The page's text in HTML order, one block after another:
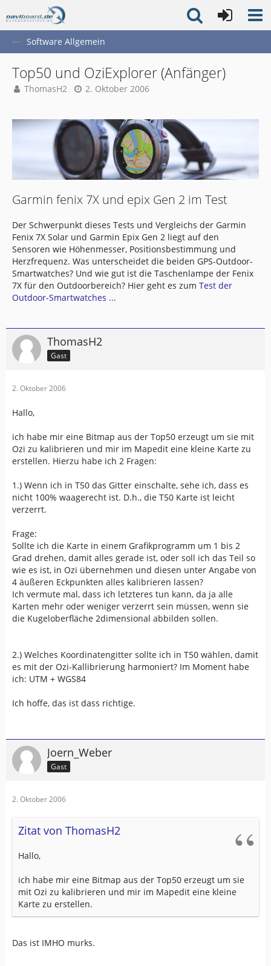
Software Allgemein
Top50 und OziExplorer (Anfänger)
ThomasH2 2. Oktober 2006
Garmin fenix 7X und epix Gen 2 im Test
Der Schwerpunkt dieses Tests und Vergleichs der Garmin
Fenix 7X Solar und Garmin Epix Gen 2 liegt auf den
Sensoren wie Höhenmesser, Positionsbestimmung und
Herzfrequenz. Was unterscheidet die beiden GPS-Outdoor-
Smartwatches? Und wie gut ist die Taschenlampe der Fenix
7X für den Outdoorbereich? Hier geht es zum Test der
Outdoor-Smartwatches ...
ThomasH2
Gast
2. Oktober 2006
Hallo,
ich habe mir eine Bitmap aus der Top50 erzeugt um sie mit
Ozi zu kalibrieren und mir im Mapedit eine kleine Karte zu
erstellen. Hierzu habe ich 2 Fragen:
1.) Wenn ich in T50 das Gitter einschalte, sehe ich, dass es
nicht 100% waagerecht ist. D.h., die T50 Karte ist leicht
verzerrt.
Frage:
Sollte ich die Karte in einem Grafikprogramm um 1 bis 2
Grad drehen, damit alles gerade ist, oder soll ich das Teil so
wie es ist, in Ozi übernehmen und diesen unter Angabe von
4 äußeren Eckpunkten alles kalibrieren lassen?
Ich vermute mal, dass ich letzteres tun kann, da ja alle
Karten mehr oder weniger verzerrt sein müssen, wenn sie
die Kugeloberfläche 2dimensional abbilden sollen.
2.) Welches Koordinatengitter sollte ich in T50 wählen, damit
es mit der Ozi-Kallibrierung harmoniert? Im Moment habe
ich: UTM + WGS84
Ich hoffe, das ist dass richtige.
Joern_Weber
Gast
2. Oktober 2006
Zitat von ThomasH2
Hallo,
ich habe mir eine Bitmap aus der Top50 erzeugt um sie
mit Ozi zu kalibrieren und mir im Mapedit eine kleine
Karte zu erstellen.
Das ist IMHO murks.